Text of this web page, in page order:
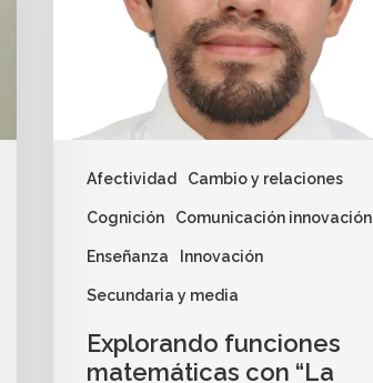
Afectividad Cambio y relaciones
Cognición Comunicación innovación
Enseñanza Innovación
Secundaria y media
Explorando funciones
matemáticas con “La